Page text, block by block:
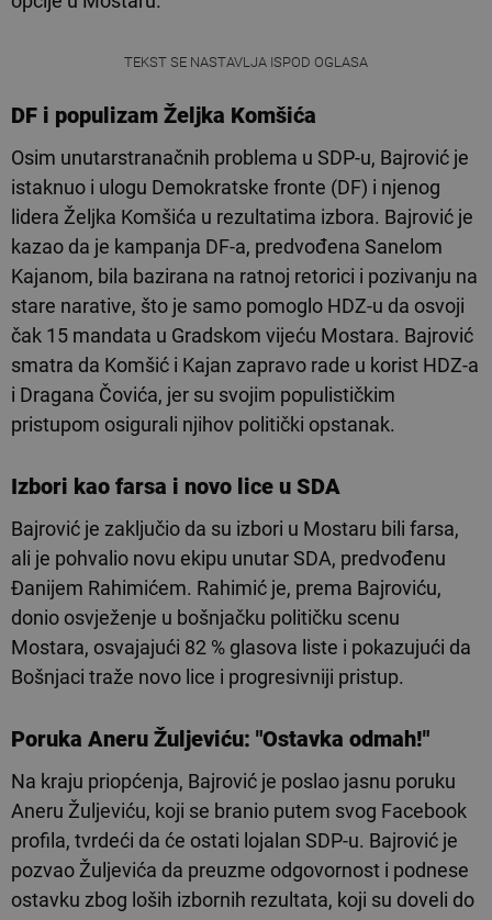
TEKST SE NASTAVLJA ISPOD OGLASA
DF i populizam Željka Komšića
Osim unutarstranačnih problema u SDP-u, Bajrović je
istaknuo i ulogu Demokratske fronte (DF) i njenog
lidera Željka Komšića u rezultatima izbora. Bajrović je
kazao da je kampanja DF-a, predvođena Sanelom
Kajanom, bila bazirana na ratnoj retorici i pozivanju na
stare narative, što je samo pomoglo HDZ-u da osvoji
čak 15 mandata u Gradskom vijeću Mostara. Bajrović
smatra da Komšić i Kajan zapravo rade u korist HDZ-a
i Dragana Čovića, jer su svojim populističkim
pristupom osigurali njihov politički opstanak.
Izbori kao farsa i novo lice u SDA
Bajrović je zaključio da su izbori u Mostaru bili farsa,
ali je pohvalio novu ekipu unutar SDA, predvođenu
Đanijem Rahimićem. Rahimić je, prema Bajroviću,
donio osvježenje u bošnjačku političku scenu
Mostara, osvajajući 82 % glasova liste i pokazujući da
Bošnjaci traže novo lice i progresivniji pristup.
Poruka Aneru Žuljeviću: "Ostavka odmah!"
Na kraju priopćenja, Bajrović je poslao jasnu poruku
Aneru Žuljeviću, koji se branio putem svog Facebook
profila, tvrdeći da će ostati lojalan SDP-u. Bajrović je
pozvao Žuljevića da preuzme odgovornost i podnese
ostavku zbog loših izbornih rezultata, koji su doveli do